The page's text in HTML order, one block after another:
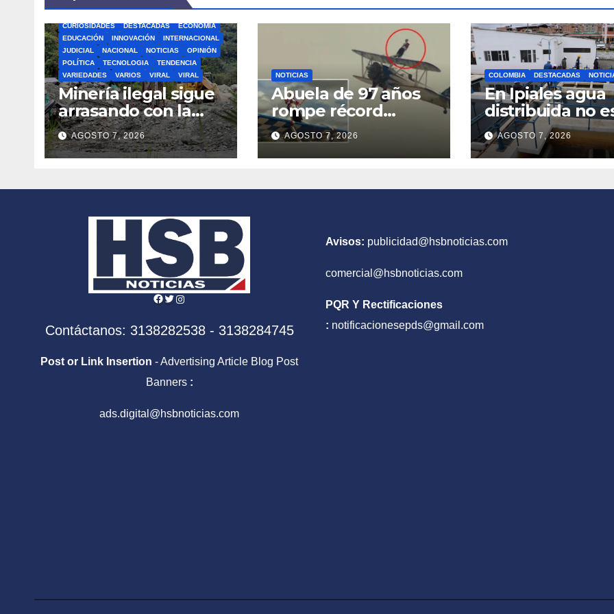
CURIOSIDADES
DESTACADAS
ECONOMÍA
EDUCACIÓN
INNOVACIÓN
INTERNACIONAL
JUDICIAL
NACIONAL NOTICIAS
OPINIÓN
POLÍTICA
TECNOLOGIA
TENDENCIA
VARIEDADES
VARIOS VIRAL VIRAL
Minería ilegal sigue
arrasando con la
naturaleza en el
departamento de
Nariño
AGOSTO 7, 2026
NOTICIAS
Abuela de 97 años
rompe récord
Guinness tras volar
atada a las alas de
una avioneta
AGOSTO 7, 2026
COLOMBIA DESTACADAS
En Ipiales agua
distribuida no
apta para el
consumo
AGOSTO 7, 2026
Facebook
Twitter
Instagram
Contáctanos: 3138282538 - 3138284745
Post or Link Insertion - Advertising Article Blog Post
Banners :
ads.digital@hsbnoticias.com
Avisos: publicidad@hsbnoticias.com
comercial@hsbnoticias.com
PQR Y Rectificaciones
: notificacionesepds@gmail.com